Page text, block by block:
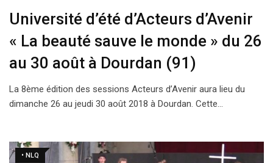
Université d’été d’Acteurs d’Avenir
« La beauté sauve le monde » du 26
au 30 août à Dourdan (91)
La 8ème édition des sessions Acteurs d’Avenir aura lieu du
dimanche 26 au jeudi 30 août 2018 à Dourdan. Cette…
• NLQ